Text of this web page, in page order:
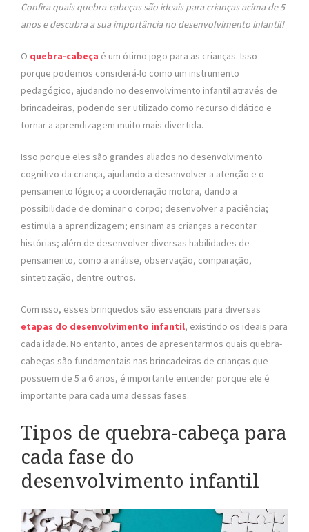
Confira quais quebra-cabeças são ideais para crianças acima de 5
anos e descubra a sua importância no desenvolvimento infantil!
O quebra-cabeça é um ótimo jogo para as crianças. Isso
porque podemos considerá-lo como um instrumento
pedagógico, ajudando no desenvolvimento infantil através de
brincadeiras, podendo ser utilizado como recurso didático e
tornar a aprendizagem muito mais divertida.
Isso porque eles são grandes aliados no desenvolvimento
cognitivo da criança, ajudando a desenvolver a atenção e o
pensamento lógico; a coordenação motora, dando a
possibilidade de dominar o corpo; desenvolver a paciência;
estimula a aprendizagem; ensinam as crianças a recontar
histórias; além de desenvolver diversas habilidades de
pensamento, como a análise, observação, comparação,
sintetização, dentre outros.
Com isso, esses brinquedos são essenciais para diversas
etapas do desenvolvimento infantil, existindo os ideais para
cada idade. No entanto, antes de apresentarmos quais quebra-
cabeças são fundamentais nas brincadeiras de crianças que
possuem de 5 a 6 anos, é importante entender porque ele é
importante para cada uma dessas fases.
Tipos de quebra-cabeça para
cada fase do
desenvolvimento infantil